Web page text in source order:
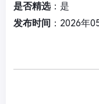
是否精选：是
发布时间 ：2026年